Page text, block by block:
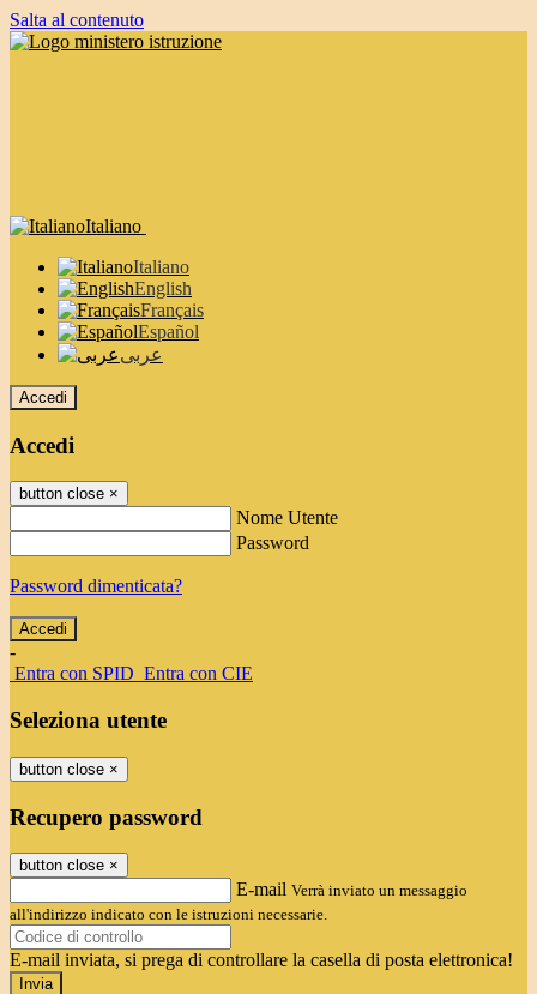
Salta al contenuto
Italiano
Italiano
English
Français
Español
عربى
Accedi
Accedi
button close ×
Nome Utente
Password
Password dimenticata?
-
Entra con SPID Entra con CIE
Seleziona utente
button close ×
Recupero password
button close ×
E-mail Verrà inviato un messaggio
all'indirizzo indicato con le istruzioni necessarie.
E-mail inviata, si prega di controllare la casella di posta elettronica!